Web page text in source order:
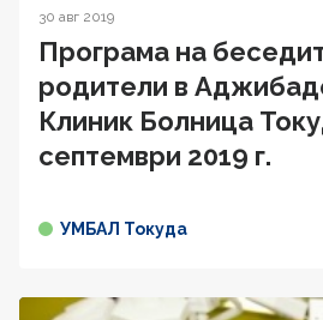
30 авг 2019
Програма на
родители в
Клиник Болница
септември 2019 г.
УМБАЛ Токуда